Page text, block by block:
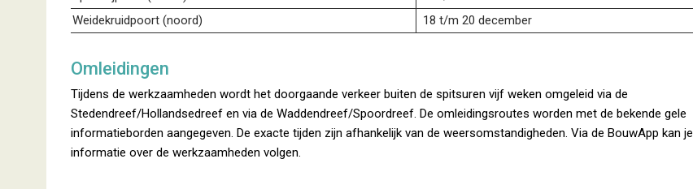
Weidekruidpoort (noord)
18 t/m 20 december
Omleidingen
Tijdens de werkzaamheden wordt het doorgaande verkeer buiten de spitsuren vijf weken omgeleid via de
Stedendreef/Hollandsedreef en via de Waddendreef/Spoordreef. De omleidingsroutes worden met de bekende gele
informatieborden aangegeven. De exacte tijden zijn afhankelijk van de weersomstandigheden. Via de BouwApp kan je
informatie over de werkzaamheden volgen.